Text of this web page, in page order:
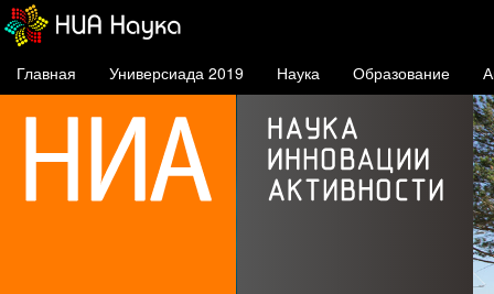
Главная Универсиада 2019 Наука Образование